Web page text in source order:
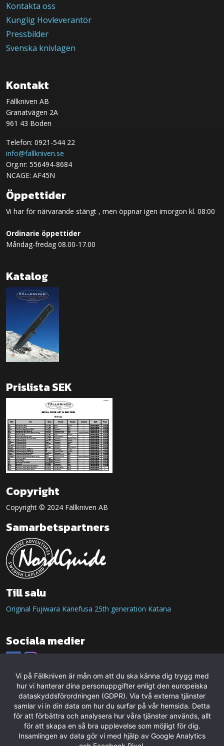
Kontakta oss
Kunglig Hovleverantör
Pressbilder
Svenska knivlagen
Kontakt
Fällkniven AB
Granatvägen 2A
961 43 Boden
Telefon: 0921-544 22
info@fallkniven.se
Org.nr: 556494-8684
NCAGE: AF45N
Öppettider
Vi har för närvarande stängt , men öppnar igen imorgon kl. 08:00
Ordinarie öppettider
Måndag-fredag 08.00-17.00
Katalog
Prislista SEK
Copyright
Copyright © 2024 Fällkniven AB
Samarbetspartners
Till salu
Original Fujiwara Kanefusa 25th generation Katana
Sociala medier
Vi på Fällkniven är mån om att du ska känna dig trygg med
hur vi hanterar dina personuppgifter enligt den europeiska
dataskyddsförordningen (GDPR). Via två externa tjänster
samlar vi in din data om hur du surfar på vår hemsida. Detta
för att förbättra och analysera hur våra tjänster används, allt
för att skapa en så bra upplevelse som möjligt för dig.
Insamlingen av data gör vi med hjälp av Google Analytics